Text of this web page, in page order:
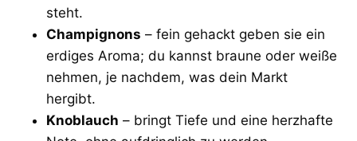
steht.
Champignons – fein gehackt geben sie ein
erdiges Aroma; du kannst braune oder weiße
nehmen, je nachdem, was dein Markt
hergibt.
Knoblauch – bringt Tiefe und eine herzhafte